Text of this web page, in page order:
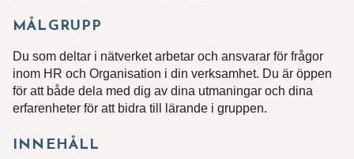
MÅLGRUPP
Du som deltar i nätverket arbetar och ansvarar för frågor
inom HR och Organisation i din verksamhet. Du är öppen
för att både dela med dig av dina utmaningar och dina
erfarenheter för att bidra till lärande i gruppen.
INNEHÅLL